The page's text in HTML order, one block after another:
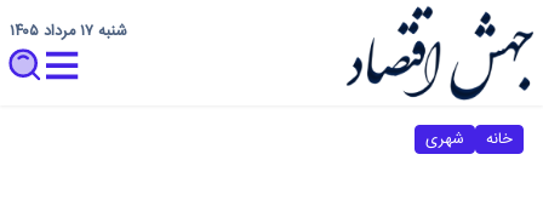
شنبه ۱۷ مرداد ۱۴۰۵
خانه شهری